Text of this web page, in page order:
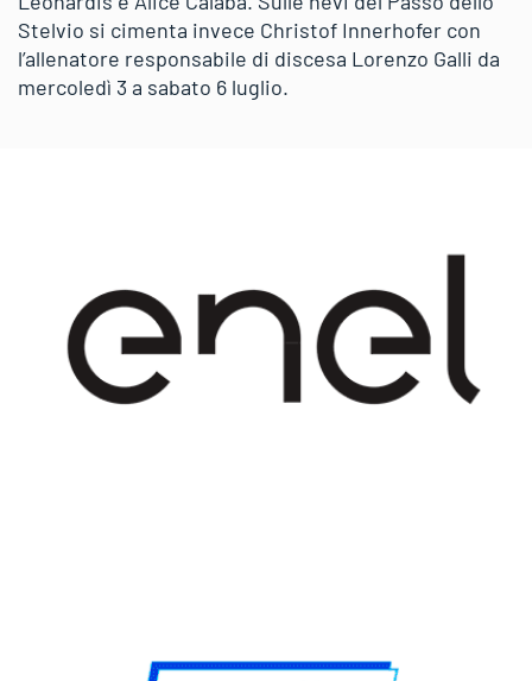
Stelvio si cimenta invece Christof Innerhofer con
l’allenatore responsabile di discesa Lorenzo Galli da
mercoledì 3 a sabato 6 luglio.